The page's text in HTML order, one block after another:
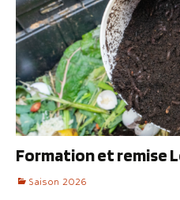
Formation et remise
Saison 2026